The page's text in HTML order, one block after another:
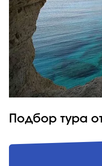
Подбор тура